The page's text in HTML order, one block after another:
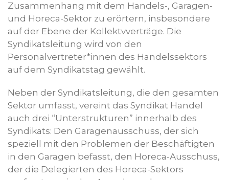
Zusammenhang mit dem Handels-, Garagen-
und Horeca-Sektor zu erörtern, insbesondere
auf der Ebene der Kollektvverträge. Die
Syndikatsleitung wird von den
Personalvertreter*innen des Handelssektors
auf dem Syndikatstag gewählt.
Neben der Syndikatsleitung, die den gesamten
Sektor umfasst, vereint das Syndikat Handel
auch drei “Unterstrukturen” innerhalb des
Syndikats: Den Garagenausschuss, der sich
speziell mit den Problemen der Beschäftigten
in den Garagen befasst, den Horeca-Ausschuss,
der die Delegierten des Horeca-Sektors